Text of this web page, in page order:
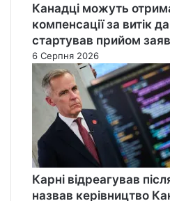
Канадці можуть
компенсації за витік
стартував прийом
6 Серпня 2026
Карні відреагував
назвав керівництво